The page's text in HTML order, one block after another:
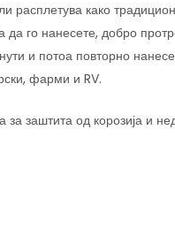
расплетува како
го нанесете, добро
и потоа повторно
фарми и RV.
заштита од корозија и